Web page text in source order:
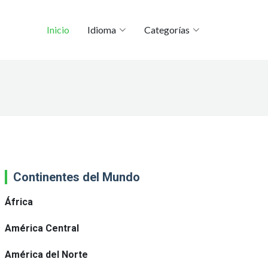
Inicio Idioma Categorías
Continentes del Mundo
África
América Central
América del Norte